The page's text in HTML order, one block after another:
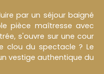
par un séjour baigné
pièce maîtresse avec
s'ouvre sur une cour
clou du spectacle ? Le
vestige authentique du